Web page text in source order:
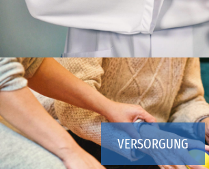
VERSORGUNG